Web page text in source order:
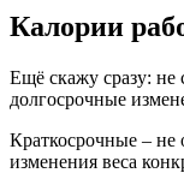
Калории
Ещё скажу сразу: не
долгосрочные
Краткосрочные – не
изменения веса